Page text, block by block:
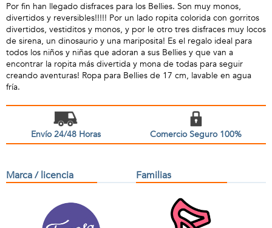
Por fin han llegado disfraces para los Bellies. Son muy monos,
divertidos y reversibles!!!!! Por un lado ropita colorida con gorritos
divertidos, vestiditos y monos, y por le otro tres disfraces muy locos
de sirena, un dinosaurio y una mariposita! Es el regalo ideal para
todos los niños y niñas que adoran a sus Bellies y que van a
encontrar la ropita más divertida y mona de todas para seguir
creando aventuras! Ropa para Bellies de 17 cm, lavable en agua
fría.
Envío 24/48 Horas Comercio Seguro 100%
Marca / licencia Familias